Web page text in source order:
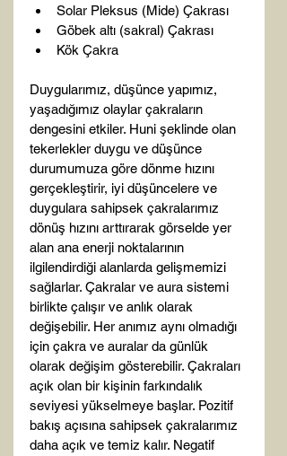
Solar Pleksus (Mide) Çakrası
Göbek altı (sakral) Çakrası
Kök Çakra
Duygularımız, düşünce yapımız,
yaşadığımız olaylar çakraların
dengesini etkiler. Huni şeklinde olan
tekerlekler duygu ve düşünce
durumumuza göre dönme hızını
gerçekleştirir, iyi düşüncelere ve
duygulara sahipsek çakralarımız
dönüş hızını arttırarak görselde yer
alan ana enerji noktalarının
ilgilendirdiği alanlarda gelişmemizi
sağlarlar. Çakralar ve aura sistemi
birlikte çalışır ve anlık olarak
değişebilir. Her anımız aynı olmadığı
için çakra ve auralar da günlük
olarak değişim gösterebilir. Çakraları
açık olan bir kişinin farkındalık
seviyesi yükselmeye başlar. Pozitif
bakış açısına sahipsek çakralarımız
daha açık ve temiz kalır. Negatif